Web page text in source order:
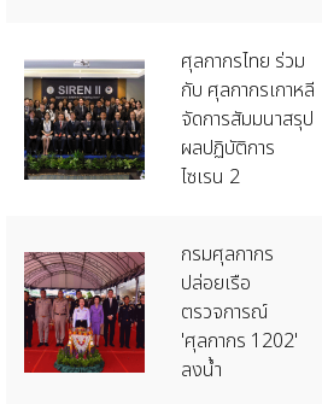
ศุลกากรไทย ร่วม
กับ ศุลกากรเกาหลี
จัดการสัมมนาสรุป
ผลปฏิบัติการ
ไซเรน 2
กรมศุลกากร
ปล่อยเรือ
ตรวจการณ์
'ศุลกากร 1202'
ลงน้ำ